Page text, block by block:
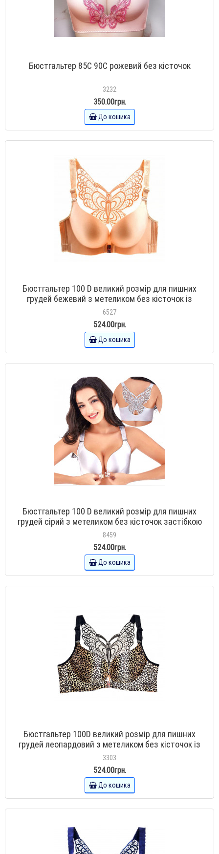
Бюстгальтер 85С 90С рожевий без кісточок
3232
350.00грн.
До кошика
Бюстгальтер 100 D великий розмір для пишних
грудей бежевий з метеликом без кісточок із
застібкою спереду
6527
524.00грн.
До кошика
Бюстгальтер 100 D великий розмір для пишних
грудей сірий з метеликом без кісточок застібкою
спереду
8459
524.00грн.
До кошика
Бюстгальтер 100D великий розмір для пишних
грудей леопардовий з метеликом без кісточок із
застібкою спереду
3303
524.00грн.
До кошика